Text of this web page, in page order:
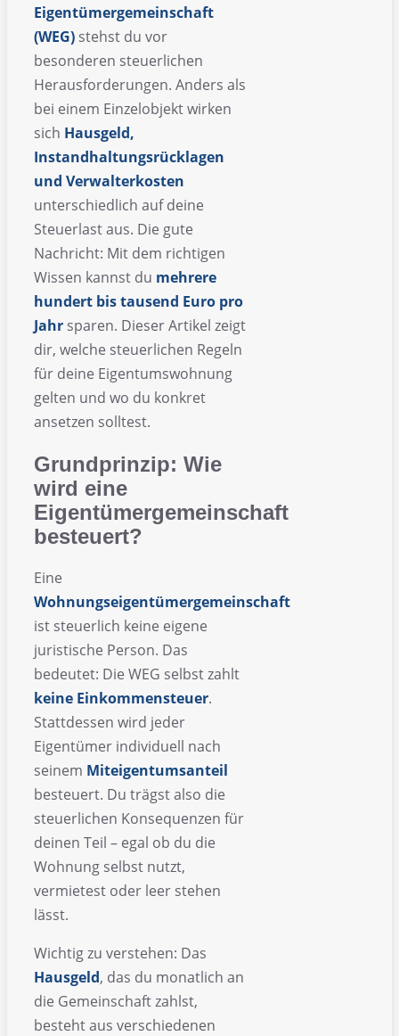
Eigentümergemeinschaft
(WEG) stehst du vor
besonderen steuerlichen
Herausforderungen. Anders als
bei einem Einzelobjekt wirken
sich Hausgeld,
Instandhaltungsrücklagen
und Verwalterkosten
unterschiedlich auf deine
Steuerlast aus. Die gute
Nachricht: Mit dem richtigen
Wissen kannst du mehrere
hundert bis tausend Euro pro
Jahr sparen. Dieser Artikel zeigt
dir, welche steuerlichen Regeln
für deine Eigentumswohnung
gelten und wo du konkret
ansetzen solltest.
Grundprinzip: Wie
wird eine
Eigentümergemeinschaft
besteuert?
Eine
Wohnungseigentümergemeinschaft
ist steuerlich keine eigene
juristische Person. Das
bedeutet: Die WEG selbst zahlt
keine Einkommensteuer.
Stattdessen wird jeder
Eigentümer individuell nach
seinem Miteigentumsanteil
besteuert. Du trägst also die
steuerlichen Konsequenzen für
deinen Teil – egal ob du die
Wohnung selbst nutzt,
vermietest oder leer stehen
lässt.
Wichtig zu verstehen: Das
Hausgeld, das du monatlich an
die Gemeinschaft zahlst,
besteht aus verschiedenen